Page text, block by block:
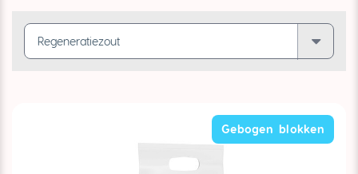
Gebogen blokken